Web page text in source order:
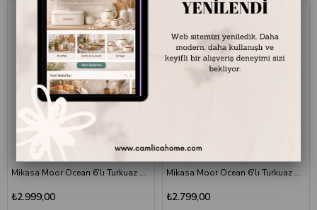
Mikasa Moor Ocean 6'lı Turkuaz Cam Kadeh Seti 540 ml
₺2.999,00
Mikasa Moor Ocean 6'lı Turkuaz Cam Kadeh Seti 480 ml
₺2.799,00